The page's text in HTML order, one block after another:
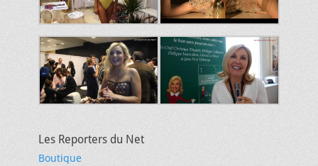
Les Reporters du Net
Boutique